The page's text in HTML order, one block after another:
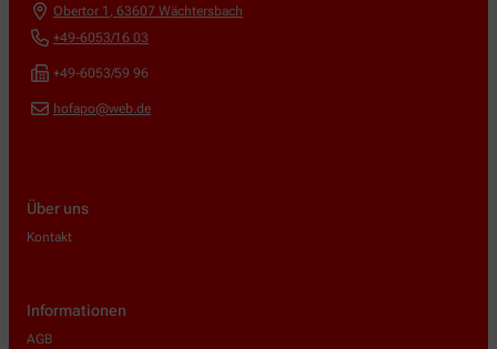
Obertor 1 , 63607 Wächtersbach
+49-6053/16 03
+49-6053/59 96
hofapo@web.de
Über uns
Kontakt
Informationen
AGB